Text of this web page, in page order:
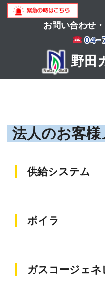
お問い合わせ
04-
野田
法人のお客
供給システム
ボイラ
ガスコージェネ